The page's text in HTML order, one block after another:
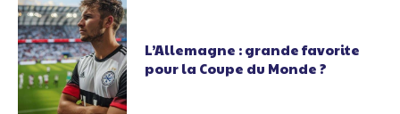
L’Allemagne : grande favorite
pour la Coupe du Monde ?